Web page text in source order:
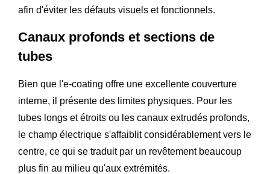
afin d'éviter les défauts visuels et fonctionnels.
Canaux profonds et sections de
tubes
Bien que l'e-coating offre une excellente couverture
interne, il présente des limites physiques. Pour les
tubes longs et étroits ou les canaux extrudés profonds,
le champ électrique s'affaiblit considérablement vers le
centre, ce qui se traduit par un revêtement beaucoup
plus fin au milieu qu'aux extrémités.